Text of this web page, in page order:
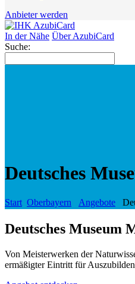
Anbieter werden
In der Nähe Über AzubiCard
Suche:
Deutsches
Start Oberbayern Angebote
Deutsches Museum
Von Meisterwerken der
ermäßigter Eintritt für